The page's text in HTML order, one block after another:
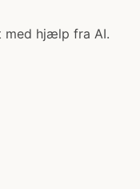
med hjælp fra AI.